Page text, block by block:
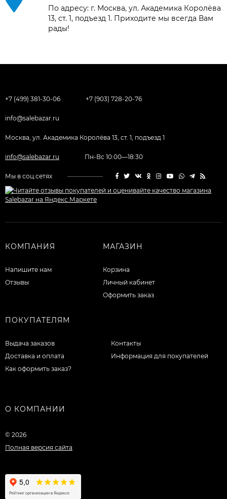
По адресу: г. Москва, ул. Академика Королёва
13, ст. 1, подъезд 1. Приходите мы всегда Вам
рады!
+7 (499) 381-30-06 +7 (903) 728-20-76
info@salebazar.ru
Москва, ул. Академика Королёва 13, ст. 1, подъезд 1
info@salebazar.ru Пн-Вс 10:00—18:30
Мы в соц.сетях
КОМПАНИЯ
Напишите нам
Отзывы
МАГАЗИН
Корзина
Личный кабинет
Оформить заказ
ПОКУПАТЕЛЯМ
Выдача заказов
Доставка и оплата
Как оформить заказ?
Контакты
Информация для покупателей
О КОМПАНИИ
© 2026
Полная версия сайта